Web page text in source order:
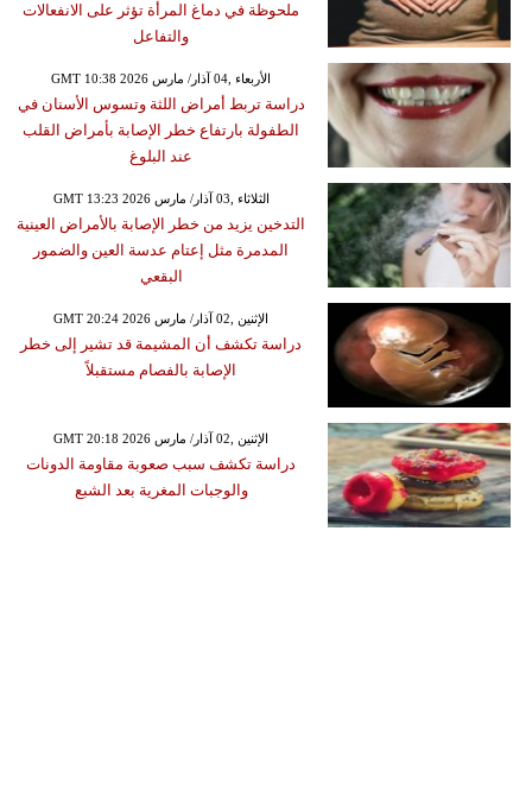
ملحوظة في دماغ المرأة تؤثر على الانفعالات
والتفاعل
GMT 10:38 2026 الأربعاء ,04 آذار/ مارس
دراسة تربط أمراض اللثة وتسوس الأسنان في
الطفولة بارتفاع خطر الإصابة بأمراض القلب
عند البلوغ
GMT 13:23 2026 الثلاثاء ,03 آذار/ مارس
التدخين يزيد من خطر الإصابة بالأمراض العينية
المدمرة مثل إعتام عدسة العين والضمور
البقعي
GMT 20:24 2026 الإثنين ,02 آذار/ مارس
دراسة تكشف أن المشيمة قد تشير إلى خطر
الإصابة بالفصام مستقبلاً
GMT 20:18 2026 الإثنين ,02 آذار/ مارس
دراسة تكشف سبب صعوبة مقاومة الدونات
والوجبات المغرية بعد الشبع